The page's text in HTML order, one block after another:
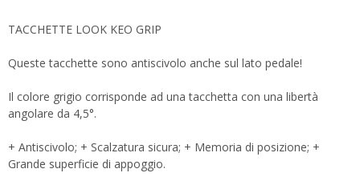
TACCHETTE LOOK KEO GRIP
Queste tacchette sono antiscivolo anche sul lato pedale!
Il colore grigio corrisponde ad una tacchetta con una libertà
angolare da 4,5°.
+ Antiscivolo; + Scalzatura sicura; + Memoria di posizione; +
Grande superficie di appoggio.